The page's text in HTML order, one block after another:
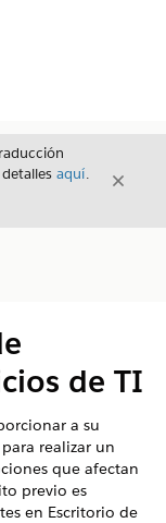
aquí.
Cerrar
de TI
a su
realizar un
que afectan
previo es
en Escritorio de